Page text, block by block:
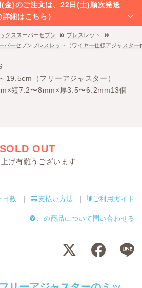
金)のご注文は、22日(土)順次発送
細はこちら）
クススーパーセブン
ブレスレット
パーセブンブレスレット（ワイヤー仕様アジャスター
19.5cm（フリーアジャスター）
短7.2〜8mm×厚3.5〜6.2mm13個
SOLD OUT
げ有難うございます
日数 支払い方法 ご利用ガイド
この商品について問い合わせる